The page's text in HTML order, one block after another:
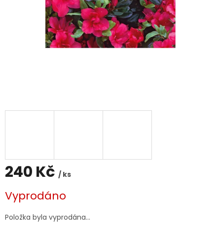
240 Kč / ks
cena:
Vyprodáno
Položka byla vyprodána…